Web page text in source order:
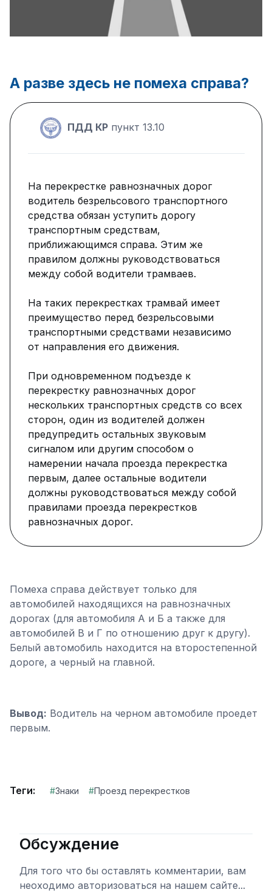
А разве здесь не помеха справа?
ПДД КРпункт 13.10
На перекрестке равнозначных дорог
водитель безрельсового транспортного
средства обязан уступить дорогу
транспортным средствам,
приближающимся справа. Этим же
правилом должны руководствоваться
между собой водители трамваев.
На таких перекрестках трамвай имеет
преимущество перед безрельсовыми
транспортными средствами независимо
от направления его движения.
При одновременном подъезде к
перекрестку равнозначных дорог
нескольких транспортных средств со всех
сторон, один из водителей должен
предупредить остальных звуковым
сигналом или другим способом о
намерении начала проезда перекрестка
первым, далее остальные водители
должны руководствоваться между собой
правилами проезда перекрестков
равнозначных дорог.
Помеха справа действует только для
автомобилей находящихся на равнозначных
дорогах (для автомобиля А и Б а также для
автомобилей В и Г по отношению друг к другу).
Белый автомобиль находится на второстепенной
дороге, а черный на главной.
Вывод: Водитель на черном автомобиле проедет
первым.
Теги: #Знаки #Проезд перекрестков
Обсуждение
Для того что бы оставлять комментарии, вам
неоходимо авторизоваться на нашем сайте...